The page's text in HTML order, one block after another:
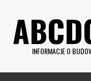
content
INFORMACJE O